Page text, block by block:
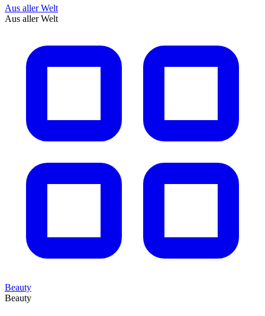
Aus aller Welt
Aus aller Welt
Beauty
Beauty